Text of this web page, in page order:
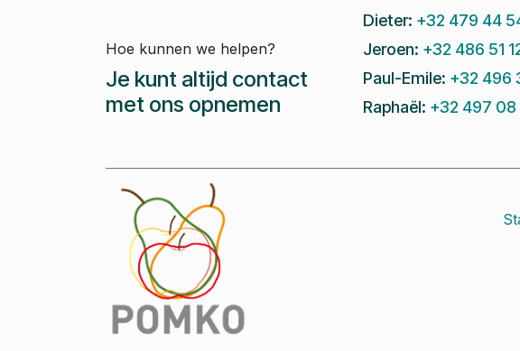
Hoe kunnen we helpen?
Je kunt altijd contact
met ons opnemen
Dieter: +32 479 44
Jeroen: +32 486 51
Paul-Emile: +32 496
Raphaël: +32 497 08